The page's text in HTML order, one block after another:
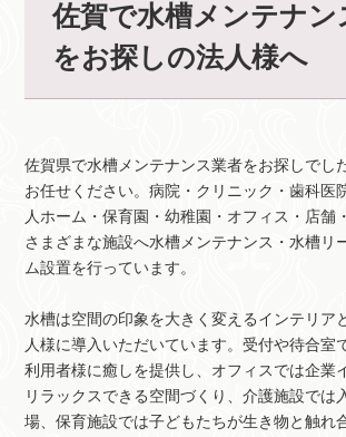
佐賀で水槽メンテナン
をお探しの法人様へ
佐賀県で水槽メンテナンス業者をお探しでし
お任せください。病院・クリニック・歯科医
人ホーム・保育園・幼稚園・オフィス・店舗
さまざまな施設へ水槽メンテナンス・水槽リ
ム設置を行っています。
水槽は空間の印象を大きく変えるインテリア
人様に導入いただいています。受付や待合室
利用者様に癒しを提供し、オフィスでは企業
リラックスできる空間づくり、介護施設では
場、保育施設では子どもたちが生き物と触れ